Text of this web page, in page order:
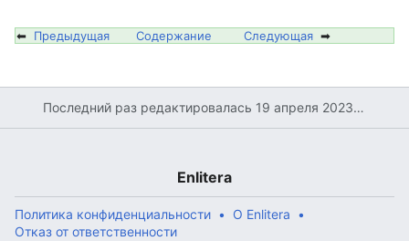
⬅ Предыдущая Содержание Следующая ➡
Последний раз редактировалась 19 апреля 2023 в 08:15
Enlitera
Политика конфиденциальности
О Enlitera
Отказ от ответственности